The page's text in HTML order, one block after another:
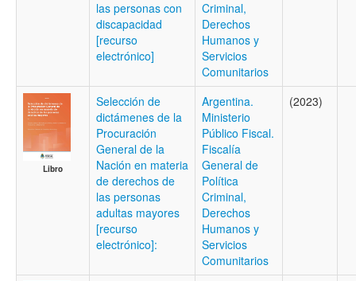
las personas con
discapacidad
[recurso
electrónico]
Criminal,
Derechos
Humanos y
Servicios
Comunitarios
Libro
Selección de
dictámenes de la
Procuración
General de la
Nación en materia
de derechos de
las personas
adultas mayores
[recurso
electrónico]:
Argentina.
Ministerio
Público Fiscal.
Fiscalía
General de
Política
Criminal,
Derechos
Humanos y
Servicios
Comunitarios
(2023)